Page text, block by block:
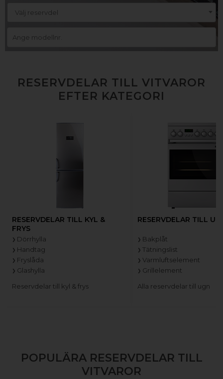
Välj reservdel
RESERVDELAR TILL VITVAROR
EFTER KATEGORI
RESERVDELAR TILL KYL &
FRYS
Dörrhylla
Handtag
Fryslåda
Glashylla
Reservdelar till kyl & frys
RESERVDELAR TILL
Bakplåt
Tätningslist
Varmluftselement
Grillelement
Alla reservdelar till ugn
POPULÄRA RESERVDELAR TILL
VITVAROR